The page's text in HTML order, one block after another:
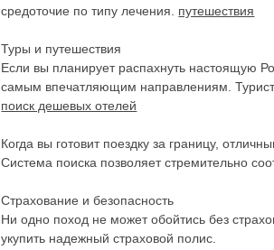
средоточие по типу лечения. путешествия
Туры и путешествия
Если вы планирует распахнуть настоящую
самым впечатляющим направлениям.
поиск дешевых отелей
Когда вы готовит поездку за границу,
Система поиска позволяет стремительно
Страхование и безопасность
Ни одно поход не может обойтись без
укупить надежный страховой полис.